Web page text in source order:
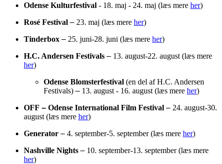
Odense Kulturfestival - 18. maj - 24. maj (læs mere her)
Rosé Festival – 23. maj (læs mere her)
Tinderbox – 25. juni-28. juni (læs mere her)
H.C. Andersen Festivals – 13. august-22. august (læs mere
her)
Odense Blomsterfestival (en del af H.C. Andersen
Festivals) – 13. august - 16. august (læs mere her)
OFF – Odense International Film Festival – 24. august-30.
august (læs mere her)
Generator – 4. september-5. september (læs mere her)
Nashville Nights – 10. september-13. september (læs mere
her)